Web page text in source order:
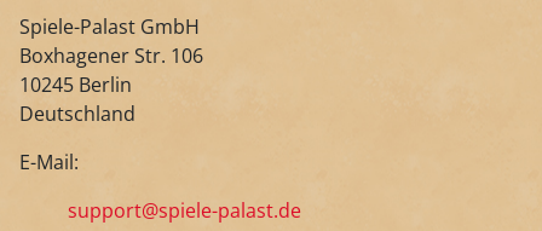
Spiele-Palast GmbH
Boxhagener Str. 106
10245 Berlin
Deutschland
E-Mail:
support@spiele-palast.de